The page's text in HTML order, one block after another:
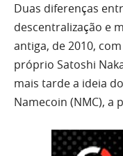
Duas diferenças
descentralização e
antiga, de 2010,
próprio Satoshi
mais tarde a ideia
Namecoin (NMC), a